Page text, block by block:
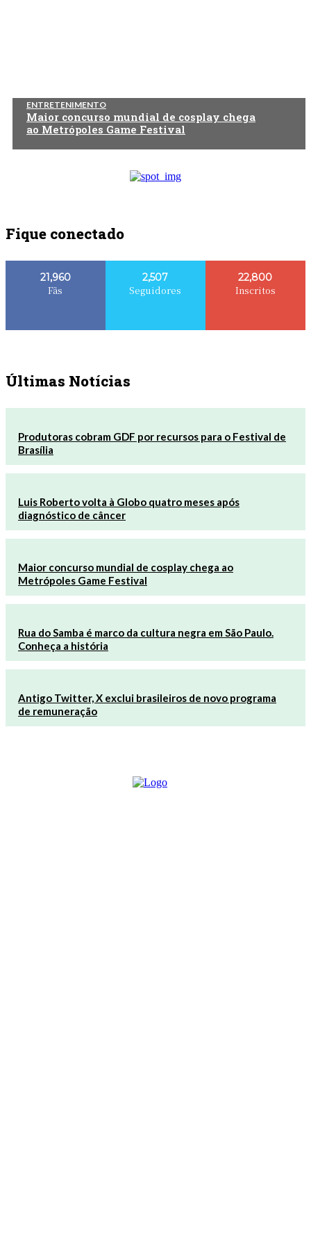
ENTRETENIMENTO
Maior concurso mundial de cosplay chega
ao Metrópoles Game Festival
Fique conectado
21,960
Fãs
2,507
Seguidores
22,800
Inscritos
Últimas Notícias
Produtoras cobram GDF por recursos para o Festival de
Brasília
Luis Roberto volta à Globo quatro meses após
diagnóstico de câncer
Maior concurso mundial de cosplay chega ao
Metrópoles Game Festival
Rua do Samba é marco da cultura negra em São Paulo.
Conheça a história
Antigo Twitter, X exclui brasileiros de novo programa
de remuneração